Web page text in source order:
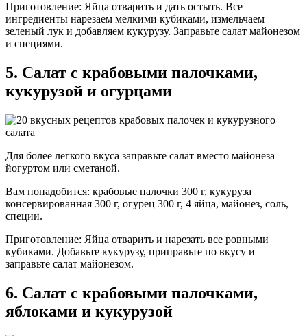
Приготовление: Яйца отварить и дать остыть. Все
ингредиенты нарезаем мелкими кубиками, измельчаем
зеленый лук и добавляем кукурузу. Заправьте салат майонезом
и специями.
5. Салат с крабовыми палочками,
кукурузой и огурцами
Для более легкого вкуса заправьте салат вместо майонеза
йогуртом или сметаной.
Вам понадобится: крабовые палочки 300 г, кукуруза
консервированная 300 г, огурец 300 г, 4 яйца, майонез, соль,
специи.
Приготовление: Яйца отварить и нарезать все ровными
кубиками. Добавьте кукурузу, приправьте по вкусу и
заправьте салат майонезом.
6. Салат с крабовыми палочками,
яблоками и кукурузой